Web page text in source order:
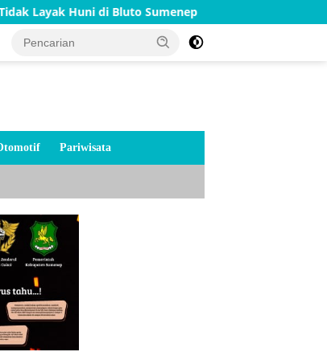
di Bluto Sumenep Merah Putih Menyala di
Pariwisata